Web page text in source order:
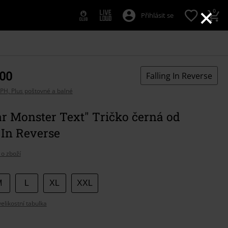
×
Přihlásit se 0
Plus poštovné a balné
Falling In Reverse
Monster Text" Tričko černá od
Reverse
zboží
XL XXL
tabulka